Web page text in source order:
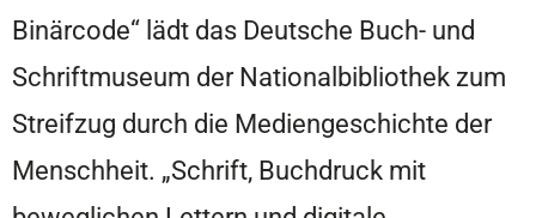
Binärcode“ lädt das Deutsche Buch- und
Schriftmuseum der Nationalbibliothek zum
Streifzug durch die Mediengeschichte der
Menschheit. „Schrift, Buchdruck mit